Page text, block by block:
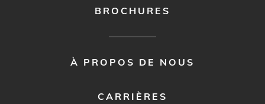
BROCHURES
À PROPOS DE NOUS
CARRIÈRES